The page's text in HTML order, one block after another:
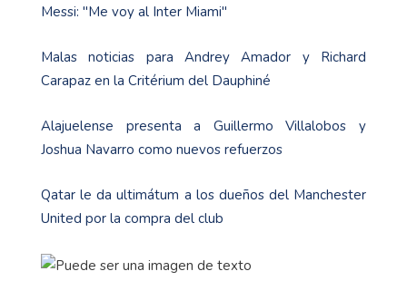
Messi: "Me voy al Inter Miami"
Malas noticias para Andrey Amador y Richard
Carapaz en la Critérium del Dauphiné
Alajuelense presenta a Guillermo Villalobos y
Joshua Navarro como nuevos refuerzos
Qatar le da ultimátum a los dueños del Manchester
United por la compra del club